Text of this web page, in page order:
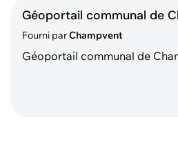
Géoportail communal de
Fourni parChampvent
Géoportail communal de